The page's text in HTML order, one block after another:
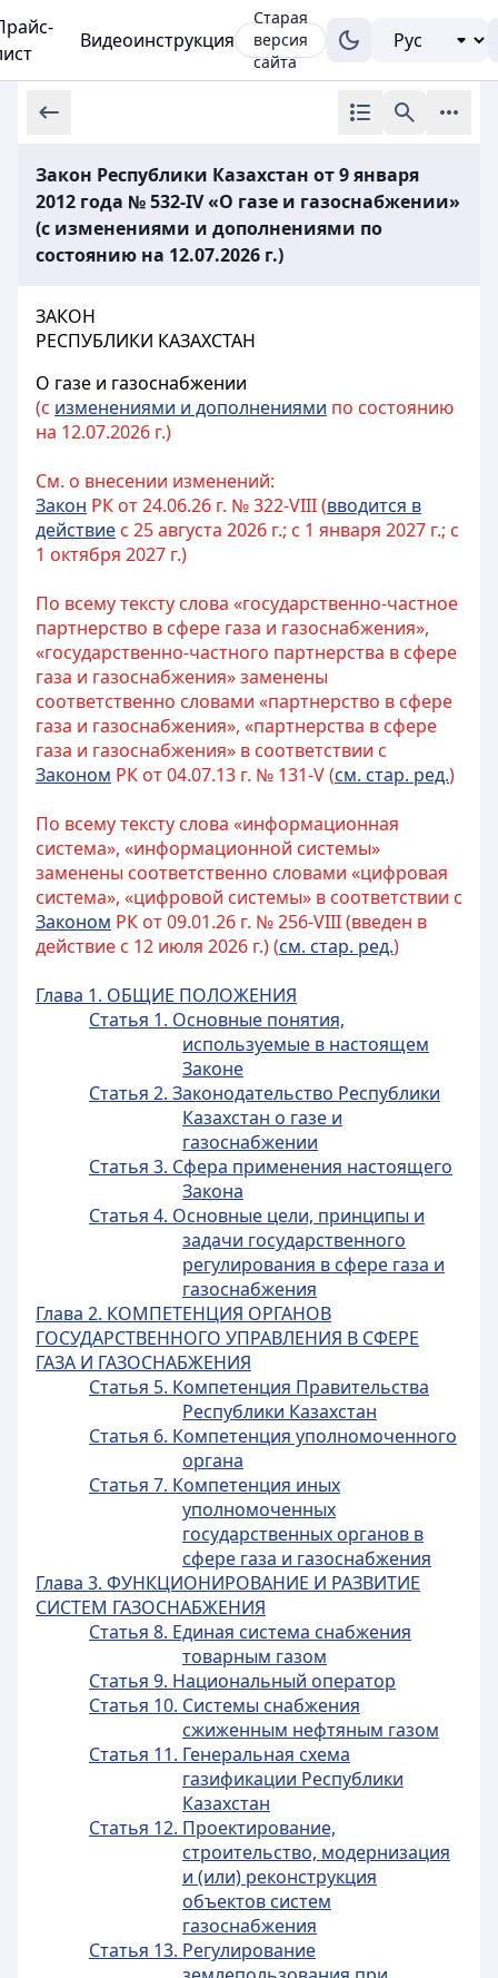
Видеоинструкция
Старая
версия
сайта
Закон Республики Казахстан от 9 января
2012 года № 532-IV «О газе и газоснабжении»
(с изменениями и дополнениями по
состоянию на 12.07.2026 г.)
ЗАКОН
РЕСПУБЛИКИ КАЗАХСТАН
О газе и газоснабжении
(с изменениями и дополнениями по состоянию
на 12.07.2026 г.)
См. о внесении изменений:
Закон РК от 24.06.26 г. № 322-VIII (вводится в
действие с 25 августа 2026 г.; с 1 января 2027 г.; с
1 октября 2027 г.)
По всему тексту слова «государственно-частное
партнерство в сфере газа и газоснабжения»,
«государственно-частного партнерства в сфере
газа и газоснабжения» заменены
соответственно словами «партнерство в сфере
газа и газоснабжения», «партнерства в сфере
газа и газоснабжения» в соответствии с
Законом РК от 04.07.13 г. № 131-V (см. стар. ред.)
По всему тексту слова «информационная
система», «информационной системы»
заменены соответственно словами «цифровая
система», «цифровой системы» в соответствии с
Законом РК от 09.01.26 г. № 256-VIII (введен в
действие с 12 июля 2026 г.) (см. стар. ред.)
Глава 1. ОБЩИЕ ПОЛОЖЕНИЯ
Статья 1. Основные понятия,
используемые в настоящем
Законе
Статья 2. Законодательство Республики
Казахстан о газе и
газоснабжении
Статья 3. Сфера применения настоящего
Закона
Статья 4. Основные цели, принципы и
задачи государственного
регулирования в сфере газа и
газоснабжения
Глава 2. КОМПЕТЕНЦИЯ ОРГАНОВ
ГОСУДАРСТВЕННОГО УПРАВЛЕНИЯ В СФЕРЕ
ГАЗА И ГАЗОСНАБЖЕНИЯ
Статья 5. Компетенция Правительства
Республики Казахстан
Статья 6. Компетенция уполномоченного
органа
Статья 7. Компетенция иных
уполномоченных
государственных органов в
сфере газа и газоснабжения
Глава 3. ФУНКЦИОНИРОВАНИЕ И РАЗВИТИЕ
СИСТЕМ ГАЗОСНАБЖЕНИЯ
Статья 8. Единая система снабжения
товарным газом
Статья 9. Национальный оператор
Статья 10. Системы снабжения
сжиженным нефтяным газом
Статья 11. Генеральная схема
газификации Республики
Казахстан
Статья 12. Проектирование,
строительство, модернизация
и (или) реконструкция
объектов систем
газоснабжения
Статья 13. Регулирование